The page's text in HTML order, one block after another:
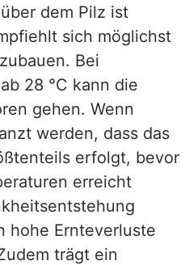
dem Pilz ist
sich möglichst
Bei
28 °C kann die
gehen. Wenn
werden, dass das
erfolgt, bevor
erreicht
hohe Ernteverluste
trägt ein